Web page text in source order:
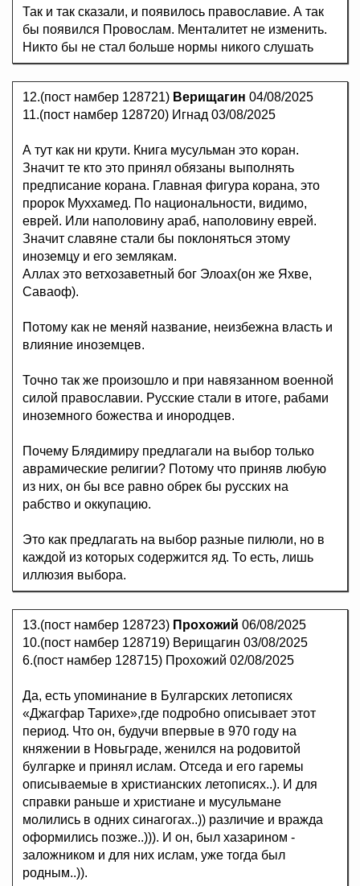
Так и так сказали, и появилось православие. А так
бы появился Провослам. Менталитет не изменить.
Никто бы не стал больше нормы никого слушать
12.(пост намбер 128721) Верищагин 04/08/2025
11.(пост намбер 128720) Игнад 03/08/2025
А тут как ни крути. Книга мусульман это коран.
Значит те кто это принял обязаны выполнять
предписание корана. Главная фигура корана, это
пророк Муххамед. По национальности, видимо,
еврей. Или наполовину араб, наполовину еврей.
Значит славяне стали бы поклоняться этому
иноземцу и его землякам.
Аллах это ветхозаветный бог Элоах(он же Яхве,
Саваоф).
Потому как не меняй название, неизбежна власть и
влияние иноземцев.
Точно так же произошло и при навязанном военной
силой православии. Русские стали в итоге, рабами
иноземного божества и инородцев.
Почему Блядимиру предлагали на выбор только
аврамические религии? Потому что приняв любую
из них, он бы все равно обрек бы русских на
рабство и оккупацию.
Это как предлагать на выбор разные пилюли, но в
каждой из которых содержится яд. То есть, лишь
иллюзия выбора.
13.(пост намбер 128723) Прохожий 06/08/2025
10.(пост намбер 128719) Верищагин 03/08/2025
6.(пост намбер 128715) Прохожий 02/08/2025
Да, есть упоминание в Булгарских летописях
«Джагфар Тарихе»,где подробно описывает этот
период. Что он, будучи впервые в 970 году на
княжении в Новьграде, женился на родовитой
булгарке и принял ислам. Отседа и его гаремы
описываемые в христианских летописях..). И для
справки раньше и христиане и мусульмане
молились в одних синагогах..)) различие и вражда
оформились позже..))). И он, был хазарином -
заложником и для них ислам, уже тогда был
родным..)).